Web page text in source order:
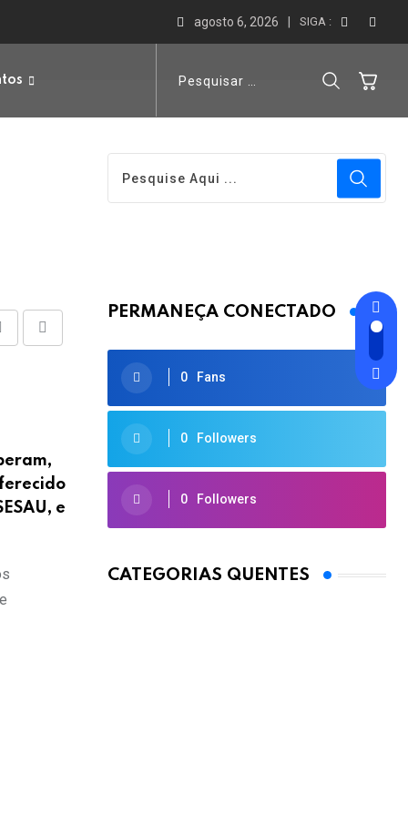
agosto 6, 2026 SIGA :
e
PERMANEÇA CONECTADO
0 Fans
0 Followers
0 Followers
CATEGORIAS QUENTES